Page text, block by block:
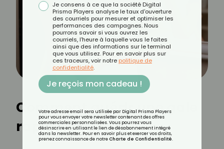
Comment guérir une gale
rapidement ?
Je consens à ce que la société Digital
Prisma Players analyse le taux d'ouverture
des courriels pour mesurer et optimiser les
performances des campagnes. Nous
pourrons savoir si vous ouvrez les
courriels, l'heure à laquelle vous le faites
ainsi que des informations sur le terminal
que vous utilisez. Pour en savoir plus sur
ces traceurs, voir notre politique de
confidentialité.
Je reçois mon cadeau !
Votre adresse email sera utilisée par Digital Prisma Players
pour vous envoyer votre newsletter contenant des offres
commerciales personnalisées. Vous pourrez vous
désinscrire en utilisant le lien de désabonnement intégré
dans la newsletter. Pour en savoir plus et exercer vos droits,
prenez connaissance de notre Charte de Confidentialité.